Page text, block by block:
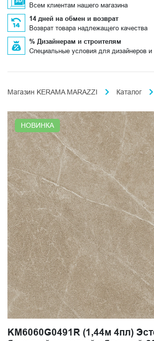
Всем клиентам нашего магазина
14 дней на обмен и возврат
Возврат товара надлежащего качества
% Дизайнерам и строителям
Специальные условия для дизайнеров и
Магазин KERAMA MARAZZI Каталог
НОВИНКА
KM6060G0491R (1,44м 4пл)